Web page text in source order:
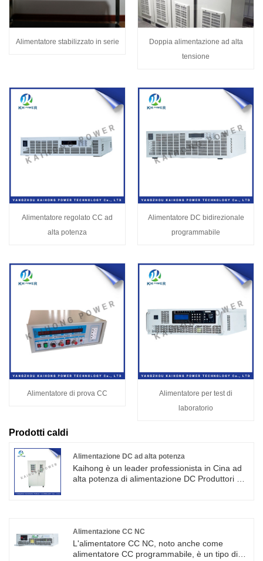
Alimentatore stabilizzato in serie
Doppia alimentazione ad alta
tensione
Alimentatore regolato CC ad
alta potenza
Alimentatore DC bidirezionale
programmabile
Alimentatore di prova CC
Alimentatore per test di
laboratorio
Prodotti caldi
Alimentazione DC ad alta potenza
Kaihong è un leader professionista in Cina ad
alta potenza di alimentazione DC Produttori di
Alimentazione CC NC
L'alimentatore CC NC, noto anche come
alimentatore CC programmabile, è un tipo di